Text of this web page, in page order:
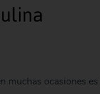
muchas ocasiones